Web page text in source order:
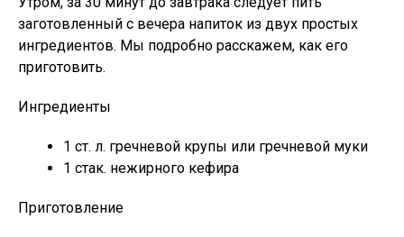
заготовленный с вечера напиток из двух простых
ингредиентов. Мы подробно расскажем, как его
приготовить.
Ингредиенты
1 ст. л. гречневой крупы или гречневой муки
1 стак. нежирного кефира
Приготовление